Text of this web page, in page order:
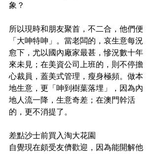
象？
所以現時和朋友聚首，不二合，他們便
「大呻特呻」。當老闆的，哀生意每況
愈下，尤以國內廠家最甚，慘況數十年
來未見；在美資公司上班的，則不停擔
心裁員，蓋美式管理，瘦身極頻。做本
地生意，更「呻到樹葉落埋」，因為內
地人流一降，生意奇差；在澳門幹活
的，更不消提了。
差點沙士前買入淘大花園
自覺現在頗受友儕歡迎，因為能開解他